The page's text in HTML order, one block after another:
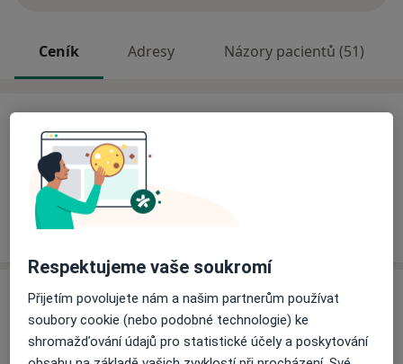
Ceník Adresy Názory pacientů (51)
Informace o službách a cenách nejsou k dispozici
Tento specialista ještě nepřidával žádné informace o
svých službách.
Adresa
Poliklinika Zelený pruh - 2.patro
Roškotova 1717/2, Praha140-44
Respektujeme vaše soukromí
Přijetím povolujete nám a našim partnerům používat
soubory cookie (nebo podobné technologie) ke
shromažďování údajů pro statistické účely a poskytování